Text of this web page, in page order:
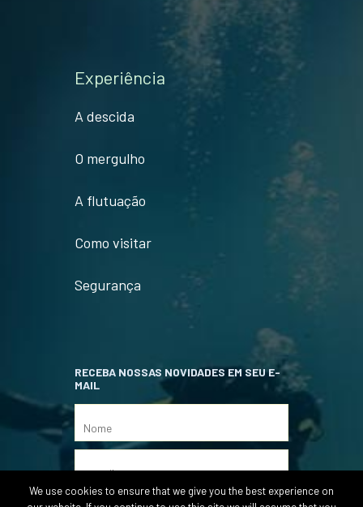
Experiência
A descida
O mergulho
A flutuação
Como visitar
Segurança
RECEBA NOSSAS NOVIDADES EM SEU E-
MAIL
We use cookies to ensure that we give you the best experience on